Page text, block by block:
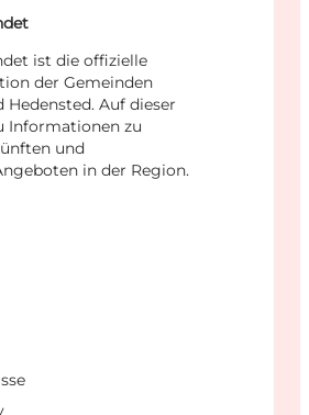
ist die offizielle
der Gemeinden
Hedensted. Auf dieser
Informationen zu
und
in der Region.